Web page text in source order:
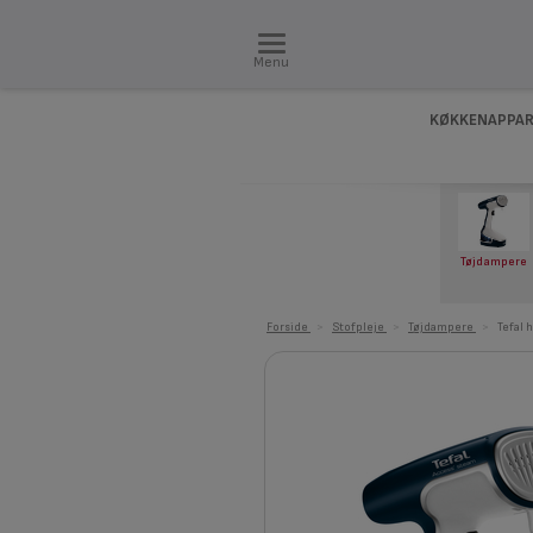
Menu
Tøjdampere
Forside Stofpleje Tøjdampere Tefal